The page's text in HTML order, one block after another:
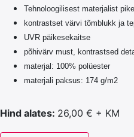
Tehnoloogilisest materjalist
kontrastset värvi tõmblukk ja
UVR päikesekaitse
põhivärv must, kontrastsed
materjal: 100% polüester
materjali paksus: 174 g/m2
Hind alates: 26,00 € + KM